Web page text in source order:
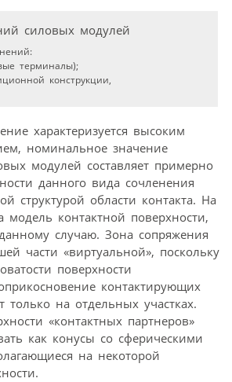
терминалы);
конструкции,
характеризуется высоким
номинальное значение
модулей составляет примерно
данного вида сочленения
структурой области контакта. На
модель контактной поверхности,
случаю. Зона сопряжения
части «виртуальной», поскольку
поверхности
контактирующих
только на отдельных участках.
«контактных партнеров»
как конусы со сферическими
на некоторой